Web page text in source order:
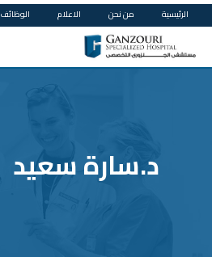
Skip
to
content
الرئيسية من نحن الاعلام الوظائف
د.سارة سعيد